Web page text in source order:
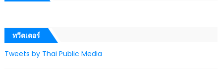
ทวีตเตอร์
Tweets by Thai Public Media